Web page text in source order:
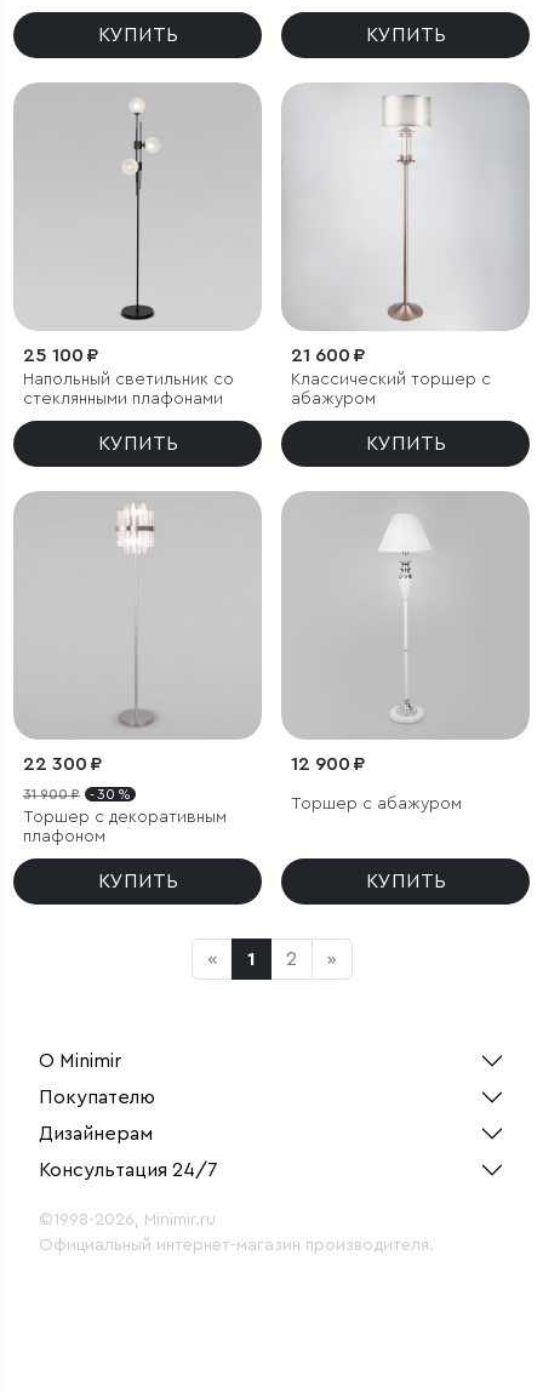
КУПИТЬ КУПИТЬ
25 100 ₽
Напольный светильник со
стеклянными плафонами
КУПИТЬ
21 600 ₽
Классический торшер с
абажуром
КУПИТЬ
22 300 ₽
31 900 ₽ - 30 %
Торшер с декоративным
плафоном
КУПИТЬ
12 900 ₽
Торшер с абажуром
КУПИТЬ
« 1 2 »
О Minimir
Покупателю
Дизайнерам
Консультация 24/7
©1998-2026, Minimir.ru
Официальный интернет-магазин производителя.